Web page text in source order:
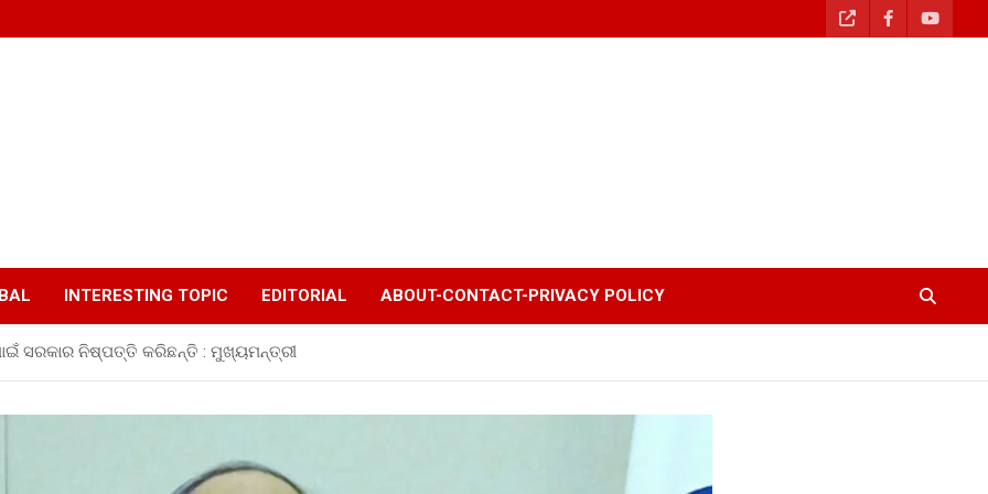
INTERESTING TOPIC EDITORIAL ABOUT-CONTACT-PRIVACY POLICY
ସରକାର ନିଷ୍ପତ୍ତି କରିଛନ୍ତି : ମୁଖ୍ୟମନ୍ତ୍ରୀ